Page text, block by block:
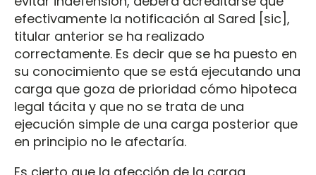
efectivamente la notificación al Sared [sic],
titular anterior se ha realizado
correctamente. Es decir que se ha puesto en
su conocimiento que se está ejecutando una
carga que goza de prioridad cómo hipoteca
legal tácita y que no se trata de una
ejecución simple de una carga posterior que
en principio no le afectaría.